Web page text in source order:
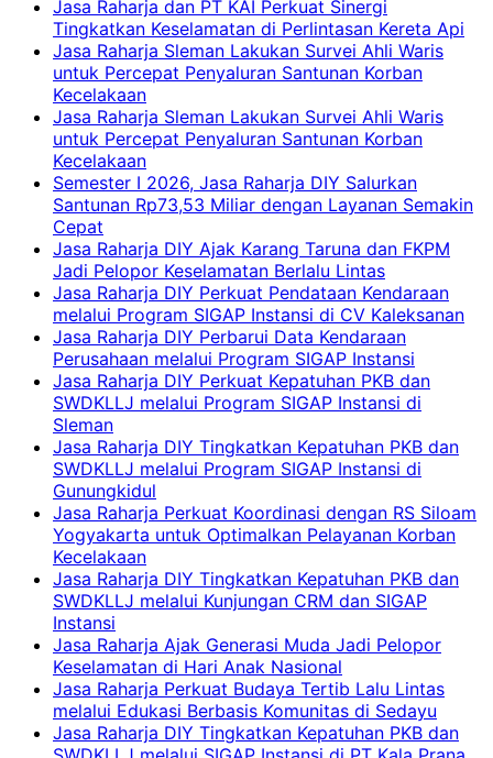
Jasa Raharja dan PT KAI Perkuat Sinergi
Tingkatkan Keselamatan di Perlintasan Kereta Api
Jasa Raharja Sleman Lakukan Survei Ahli Waris
untuk Percepat Penyaluran Santunan Korban
Kecelakaan
Jasa Raharja Sleman Lakukan Survei Ahli Waris
untuk Percepat Penyaluran Santunan Korban
Kecelakaan
Semester I 2026, Jasa Raharja DIY Salurkan
Santunan Rp73,53 Miliar dengan Layanan Semakin
Cepat
Jasa Raharja DIY Ajak Karang Taruna dan FKPM
Jadi Pelopor Keselamatan Berlalu Lintas
Jasa Raharja DIY Perkuat Pendataan Kendaraan
melalui Program SIGAP Instansi di CV Kaleksanan
Jasa Raharja DIY Perbarui Data Kendaraan
Perusahaan melalui Program SIGAP Instansi
Jasa Raharja DIY Perkuat Kepatuhan PKB dan
SWDKLLJ melalui Program SIGAP Instansi di
Sleman
Jasa Raharja DIY Tingkatkan Kepatuhan PKB dan
SWDKLLJ melalui Program SIGAP Instansi di
Gunungkidul
Jasa Raharja Perkuat Koordinasi dengan RS Siloam
Yogyakarta untuk Optimalkan Pelayanan Korban
Kecelakaan
Jasa Raharja DIY Tingkatkan Kepatuhan PKB dan
SWDKLLJ melalui Kunjungan CRM dan SIGAP
Instansi
Jasa Raharja Ajak Generasi Muda Jadi Pelopor
Keselamatan di Hari Anak Nasional
Jasa Raharja Perkuat Budaya Tertib Lalu Lintas
melalui Edukasi Berbasis Komunitas di Sedayu
Jasa Raharja DIY Tingkatkan Kepatuhan PKB dan